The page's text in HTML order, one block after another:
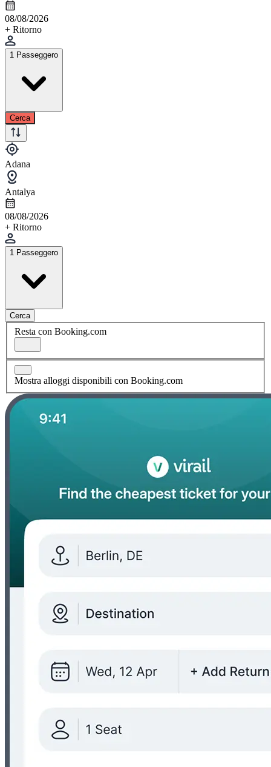
08/08/2026
+ Ritorno
1 Passeggero
Cerca
Adana
Antalya
08/08/2026
+ Ritorno
1 Passeggero
Cerca
Resta con Booking.com
Mostra alloggi disponibili con Booking.com